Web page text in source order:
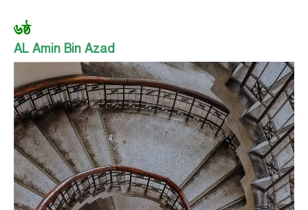
৬ষ্ঠ
AL Amin Bin Azad